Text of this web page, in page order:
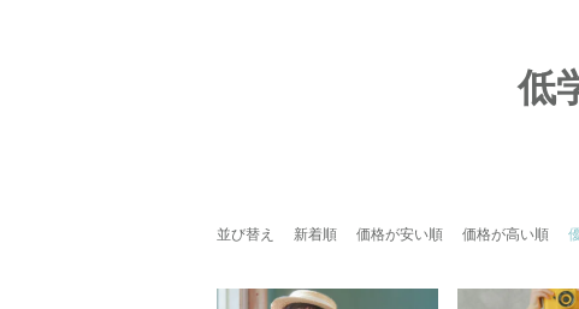
低
並び替え 新着順 価格が安い順 価格が高い順